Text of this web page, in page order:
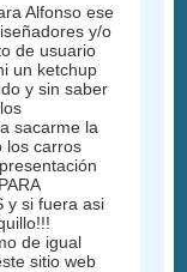
Alfonso ese
y/o
de usuario
un ketchup
y sin saber
sacarme la
los carros
y si fuera asi
de igual
sitio web